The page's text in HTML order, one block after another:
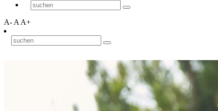
A- A A+